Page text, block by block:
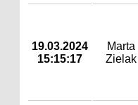
19.03.2024
15:15:17
Marta
Zielak